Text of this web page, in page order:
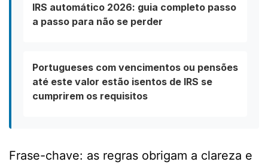
IRS automático 2026: guia completo passo
a passo para não se perder
Portugueses com vencimentos ou pensões
até este valor estão isentos de IRS se
cumprirem os requisitos
Frase-chave: as regras obrigam a clareza e